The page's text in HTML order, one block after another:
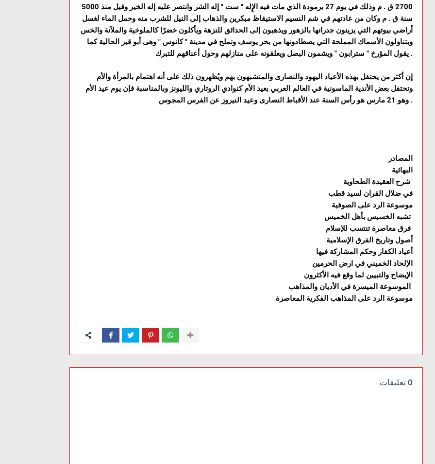
2700 ق . م وذلك في يوم 27 برمودة الذي مات فيه الإِله " ست " إله الشر وانتصر عليه إله الخير وقيل منذ 5000
سنة ق . م وكان من عادتهم في شم النسيم الاستيقاظ مبكرين والذهاب إلى النيل للشرب منه وحمل الماء لغسل
أراضي بيوتهم التي يزينون جدرانها بالزهور ويذهبون إلى الحدائق للنزهة ويأكلون خضرًا كالملوخية والملآنة والخس
ويتناولون الأسماك المملحة التي يصطادونها من بحر يوسف وتملح في مدينة " كانوس " وهى أبو قير الحالية كما
يقول المؤرخ " سترابون " ويشمون البصل ويعلقونه على منازلهم وحول أعناقهم للتبرك .
إن أكثر من يحتفل بهذه الأعياد اليهود والنصارى والمتشبهون بهم ويُظهرون ذلك على أنه اهتمام بالمرأة والأم
وتحتفل بعض الأندية الماسونية في العالم العربي بعيد الأم كنوادي الروتاري والليونز وبالمناسبة فإن يوم عيد الأم
وهو 21 مارس هو رأس السنة عند الأقباط النصارى وعيد النيروز عن الفرس المجوس .
المصادر
البهائية
في ضلال القران لسيد قطب
موسوعة الرد على الصوفية
تشبه الخسيس بأهل الخميس
أصول وتاريخ الفرق الإسلامية
أعياد الكفار وحكم المشاركة فيها
الإلحاد الخميني في ارض الحرمين
الإيضاح والتبيين لما وقع فيه الأكثرون
موسوعة الرد على المذاهب الفكرية المعاصرة
0 تعليقات